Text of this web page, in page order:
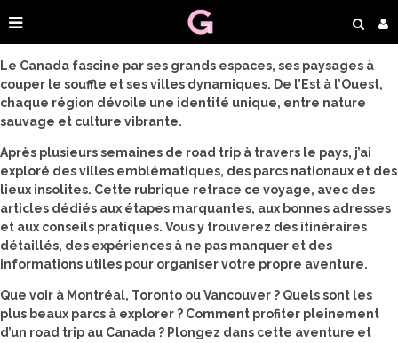
Le Canada fascine par ses grands espaces, ses paysages à
couper le souffle et ses villes dynamiques. De l’Est à l’Ouest,
chaque région dévoile une identité unique, entre nature
sauvage et culture vibrante.
Après plusieurs semaines de road trip à travers le pays, j’ai
exploré des villes emblématiques, des parcs nationaux et des
lieux insolites. Cette rubrique retrace ce voyage, avec des
articles dédiés aux étapes marquantes, aux bonnes adresses
et aux conseils pratiques. Vous y trouverez des itinéraires
détaillés, des expériences à ne pas manquer et des
informations utiles pour organiser votre propre aventure.
Que voir à Montréal, Toronto ou Vancouver ? Quels sont les
plus beaux parcs à explorer ? Comment profiter pleinement
d’un road trip au Canada ? Plongez dans cette aventure et